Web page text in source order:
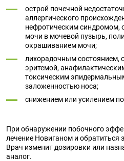
острой почечной
аллергического
нефротическим синдромом,
мочи в мочевой пузырь,
окрашиванием мочи;
лихорадочным
эритемой,
токсическим
заложенностью носа;
снижением или усилением
При обнаружении побочного
лечение Новиганом и
Врач изменит дозировки или
аналог.